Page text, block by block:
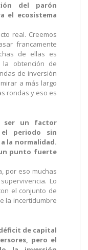
del parón
el ecosistema
real. Creemos
francamente
de ellas es
la obtención de
de inversión
a más largo
rondas y eso es
ser un factor
periodo sin
la normalidad.
punto fuerte
por eso muchas
Lo
el conjunto de
la incertidumbre
de capital
pero el